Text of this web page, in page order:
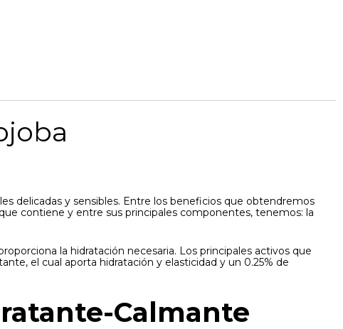
delicadas y sensibles. Entre los beneficios que obtendremos
contiene y entre sus principales componentes, tenemos: la
la hidratación necesaria. Los principales activos que
el cual aporta hidratación y elasticidad y un 0.25% de
Calmante